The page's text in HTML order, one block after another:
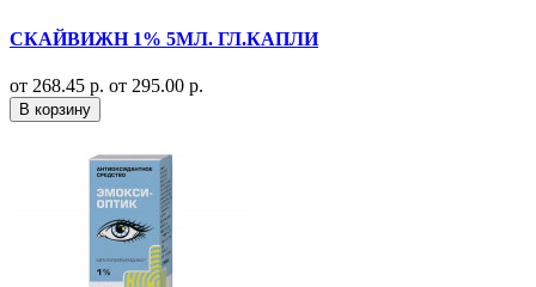
СКАЙВИЖН 1% 5МЛ. ГЛ.КАПЛИ
от 268.45 р. от 295.00 р.
В корзину